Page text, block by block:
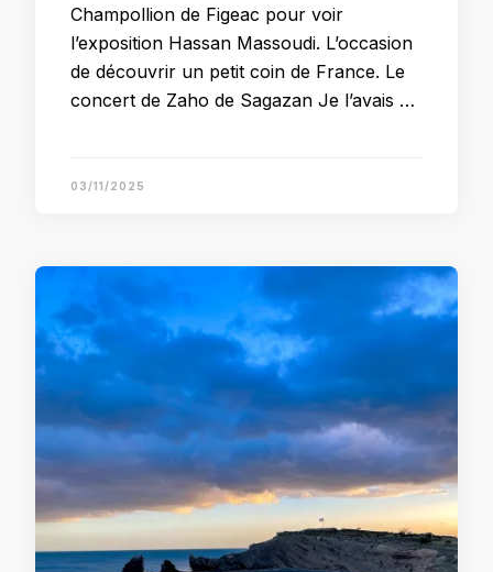
Champollion de Figeac pour voir
l’exposition Hassan Massoudi. L’occasion
de découvrir un petit coin de France. Le
concert de Zaho de Sagazan Je l’avais …
03/11/2025